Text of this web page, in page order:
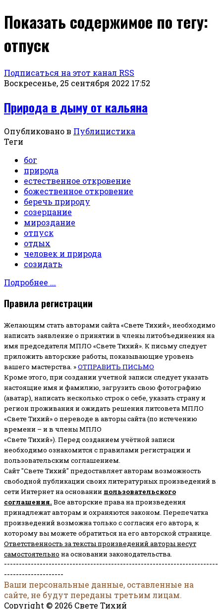
Показать содержимое по тегу:
отпуск
Подписаться на этот канал RSS
Воскресенье, 25 сентября 2022 17:52
Природа в дыму от кальяна
Опубликовано в Публицистика
Теги
бог
природа
естественное откровение
божественное откровение
беречь природу
созерцание
мироздание
отпуск
отдых
человек и природа
созидать
Подробнее ...
Правила регистрации
Желающим стать авторами сайта «Свете Тихий», необходимо
написать заявление о принятии в члены литобъединения на
имя председателя МПЛО «Свете Тихий». К письму следует
приложить авторские работы, показывающие уровень
вашего мастерства. »ОТПРАВИТЬ ПИСЬМО
Кроме этого, при создании учетной записи следует указать
настоящие имя и фамилию, загрузить свою фотографию
(аватар), написать несколько строк о себе, указать страну и
регион проживания и ожидать решения литсовета МПЛО
«Свете Тихий» о переводе в авторы сайта (по истечению
времени – и в члены МПЛО
«Свете Тихий»). Перед созданием учётной записи
необходимо ознакомится с правилами регистрации и
пользовательским соглашением.
Сайт "Свете Тихий" предоставляет авторам возможность
свободной публикации своих литературных произведений в
сети Интернет на основании пользовательского
соглашения. Все авторские права на произведения
принадлежат авторам и охраняются законом. Перепечатка
произведений возможна только с согласия его автора, к
которому вы можете обратиться на его авторской странице.
Ответственность за тексты произведений авторы несут
самостоятельно на основании законодательства.
------------------------------------------------------------------------
--------------------
Ваши персональные данные, оставленные на
сайте, не будут переданы третьим лицам.
Copyright © 2026 Свете Тихий